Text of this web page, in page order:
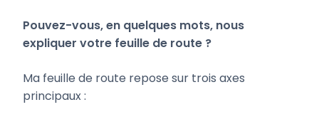
Pouvez-vous, en quelques mots, nous
expliquer votre feuille de route ?
Ma feuille de route repose sur trois axes
principaux :